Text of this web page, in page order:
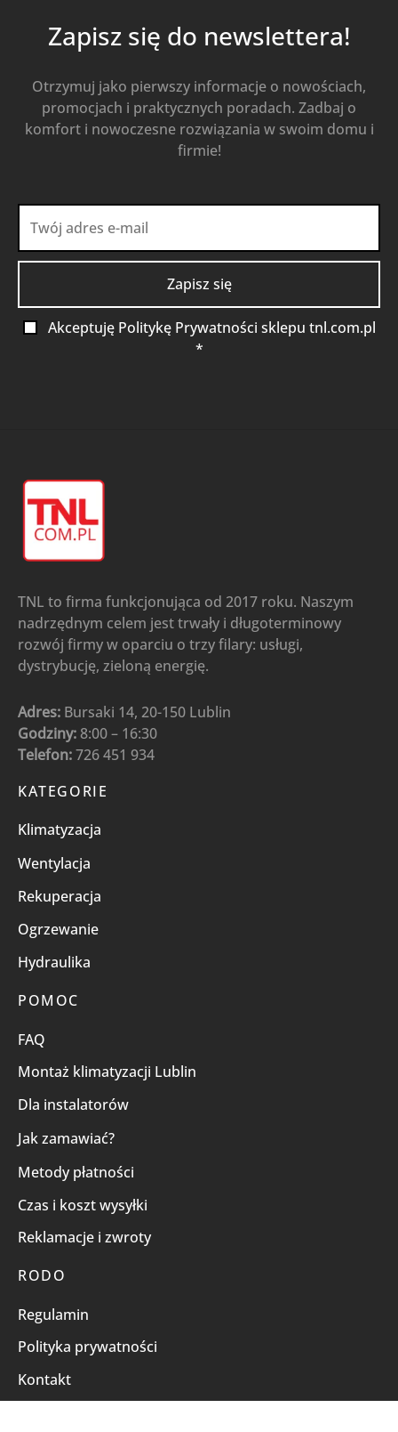
Zapisz się do newslettera!
Otrzymuj jako pierwszy informacje o nowościach,
promocjach i praktycznych poradach. Zadbaj o
komfort i nowoczesne rozwiązania w swoim domu i
firmie!
Akceptuję Politykę Prywatności sklepu tnl.com.pl
*
TNL to firma funkcjonująca od 2017 roku. Naszym
nadrzędnym celem jest trwały i długoterminowy
rozwój firmy w oparciu o trzy filary: usługi,
dystrybucję, zieloną energię.
Adres: Bursaki 14, 20-150 Lublin
Godziny: 8:00 – 16:30
Telefon:726 451 934
KATEGORIE
Klimatyzacja
Wentylacja
Rekuperacja
Ogrzewanie
Hydraulika
POMOC
FAQ
Montaż klimatyzacji Lublin
Dla instalatorów
Jak zamawiać?
Metody płatności
Czas i koszt wysyłki
Reklamacje i zwroty
RODO
Regulamin
Polityka prywatności
Kontakt